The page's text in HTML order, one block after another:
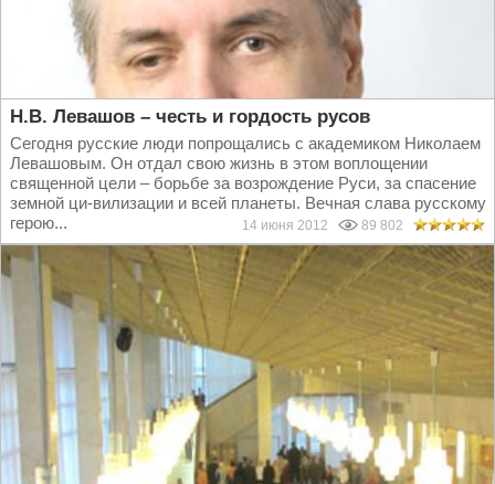
Н.В. Левашов – честь и гордость русов
Сегодня русские люди попрощались с академиком Николаем
Левашовым. Он отдал свою жизнь в этом воплощении
священной цели – борьбе за возрождение Руси, за спасение
земной ци-вилизации и всей планеты. Вечная слава русскому
герою...
14 июня 2012 89 802